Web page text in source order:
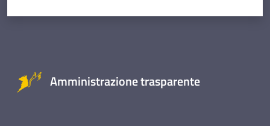
Amministrazione trasparente